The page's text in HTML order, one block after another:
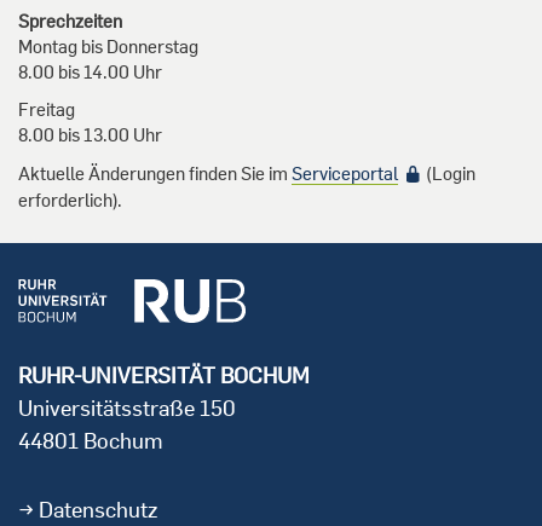
Sprechzeiten
Montag bis Donnerstag
8.00 bis 14.00 Uhr
Freitag
8.00 bis 13.00 Uhr
Aktuelle Änderungen finden Sie im Serviceportal
(Login
erforderlich).
RUHR-UNIVERSITÄT BOCHUM
Universitätsstraße 150
44801 Bochum
Datenschutz